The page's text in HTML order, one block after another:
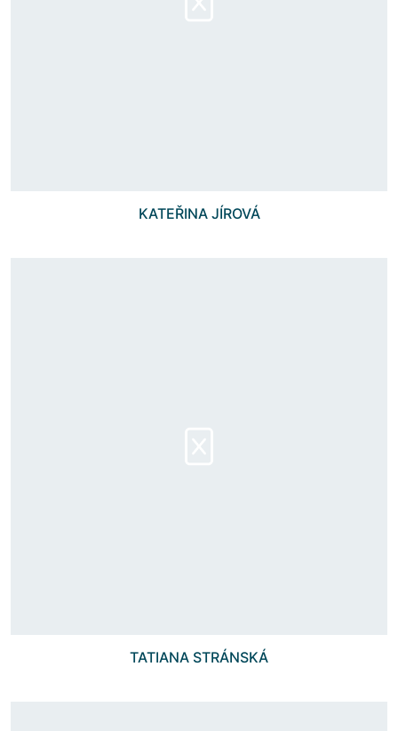
KATEŘINA JÍROVÁ
TATIANA STRÁNSKÁ